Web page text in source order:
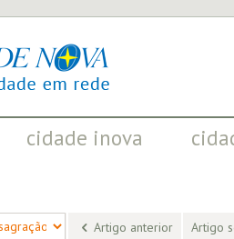
cidade inova
Artigo anterior Artigo